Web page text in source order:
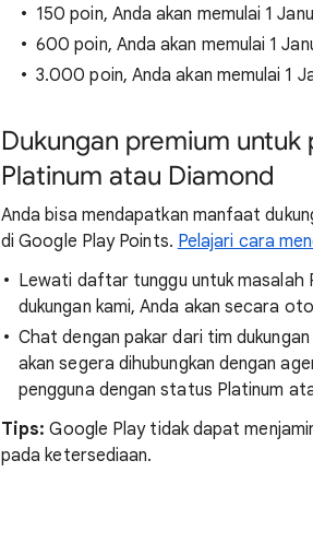
150 poin, Anda akan memulai 1
600 poin, Anda akan memulai 1
3.000 poin, Anda akan memulai 1
Dukungan premium untuk
Platinum atau Diamond
Anda bisa mendapatkan manfaat
di Google Play Points. Pelajari cara
Lewati daftar tunggu untuk masalah
dukungan kami, Anda akan secara
Chat dengan pakar dari tim
akan segera dihubungkan dengan
pengguna dengan status Platinum
Tips: Google Play tidak dapat
pada ketersediaan.